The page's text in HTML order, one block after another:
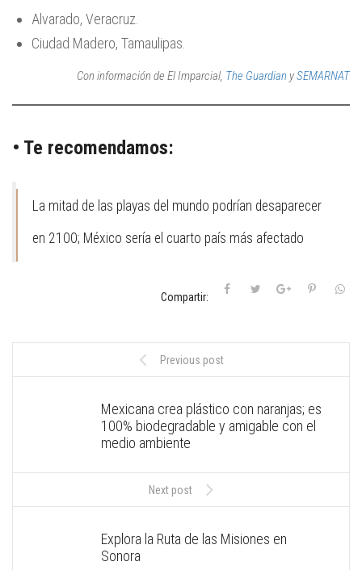
Alvarado, Veracruz.
Ciudad Madero, Tamaulipas.
Con información de El Imparcial, The Guardian ySEMARNAT
• Te recomendamos:
La mitad de las playas del mundo podrían desaparecer
en 2100; México sería el cuarto país más afectado
Compartir:
Previous post
Mexicana crea plástico con naranjas; es
100% biodegradable y amigable con el
medio ambiente
Next post
Explora la Ruta de las Misiones en
Sonora